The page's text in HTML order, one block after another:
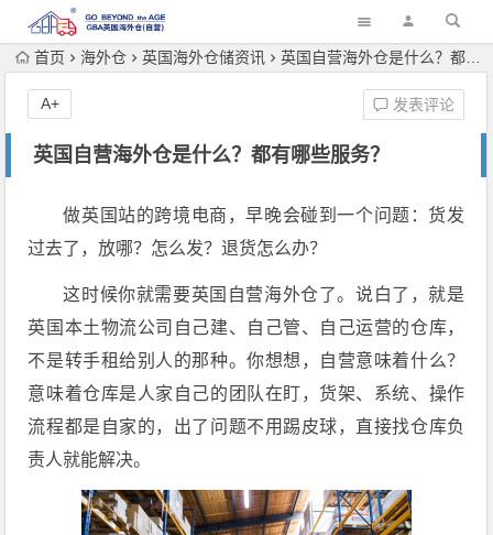
首页 海外仓 英国海外仓储资讯 英国自营海外仓是什么？都有哪些服务？
英国自营海外仓是什么？都有哪些服务？
发表评论
A+
做英国站的跨境电商，早晚会碰到一个问题：货发
过去了，放哪？怎么发？退货怎么办？
这时候你就需要英国自营海外仓了。说白了，就是
英国本土物流公司自己建、自己管、自己运营的仓库，
不是转手租给别人的那种。你想想，自营意味着什么？
意味着仓库是人家自己的团队在盯，货架、系统、操作
流程都是自家的，出了问题不用踢皮球，直接找仓库负
责人就能解决。